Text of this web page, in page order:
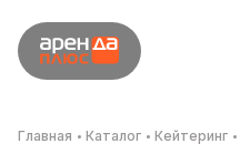
Главная Каталог Кейтеринг